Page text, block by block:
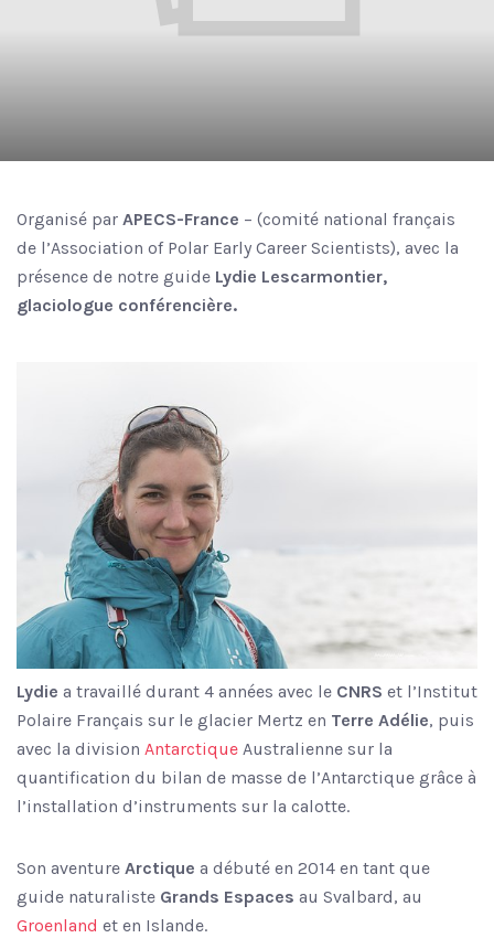
Organisé par APECS-France – (comité national français
de l’Association of Polar Early Career Scientists), avec la
présence de notre guide Lydie Lescarmontier,
glaciologue conférencière.
Lydie a travaillé durant 4 années avec le CNRS et l’Institut
Polaire Français sur le glacier Mertz en Terre Adélie, puis
avec la division Antarctique Australienne sur la
quantification du bilan de masse de l’Antarctique grâce à
l’installation d’instruments sur la calotte.
Son aventure Arctique a débuté en 2014 en tant que
guide naturaliste Grands Espaces au Svalbard, au
Groenland et en Islande.